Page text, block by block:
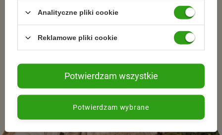
Dołącz do tych, którzy
wybierają świadomie.
promocjach, nowościach oraz inspiracjach ze świata
naturalnej pielęgnacjii zdrowego stylu życia.
Analityczne pliki cookie
Reklamowe pliki cookie
Potwierdzam wybrane
Potwierdzam wszystkie